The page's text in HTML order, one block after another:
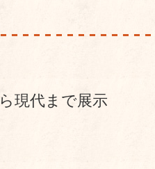
現代まで展示